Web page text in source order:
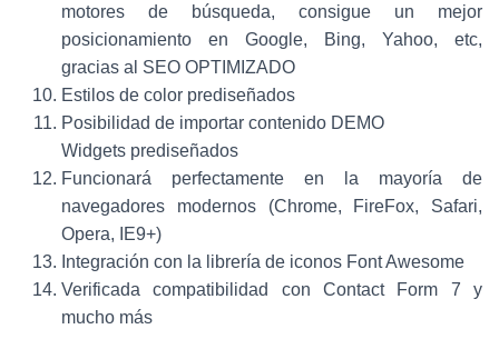
motores de búsqueda, consigue un mejor
posicionamiento en Google, Bing, Yahoo, etc,
gracias al SEO OPTIMIZADO
Estilos de color prediseñados
Posibilidad de importar contenido DEMO
Widgets prediseñados
Funcionará perfectamente en la mayoría de
navegadores modernos (Chrome, FireFox, Safari,
Opera, IE9+)
Integración con la librería de iconos Font Awesome
Verificada compatibilidad con Contact Form 7 y
mucho más